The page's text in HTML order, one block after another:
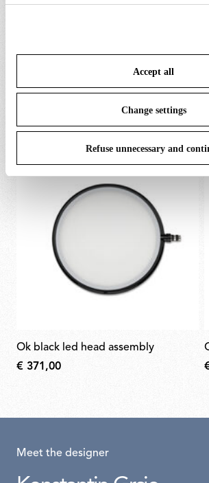
clicking on “Accept all” you consent to
cookies. By clicking on “Change
save your choices. You can modify your
To know more refer to ourCookie Policy
Accept all
Change settings
Refuse unnecessary and
ok black led head assembly
€ 371,00
Meet the designer